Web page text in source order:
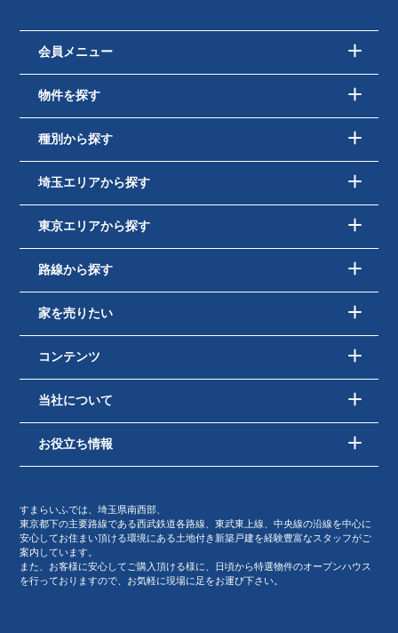
会員メニュー
物件を探す
種別から探す
埼玉エリアから探す
東京エリアから探す
路線から探す
家を売りたい
コンテンツ
当社について
お役立ち情報
すまらいふでは、埼玉県南西部、
東京都下の主要路線である西武鉄道各路線、東武東上線、中央線の沿線を中心に
安心してお住まい頂ける環境にある土地付き新築戸建を経験豊富なスタッフがご
案内しています。
また、お客様に安心してご購入頂ける様に、日頃から特選物件のオープンハウス
を行っておりますので、お気軽に現場に足をお運び下さい。